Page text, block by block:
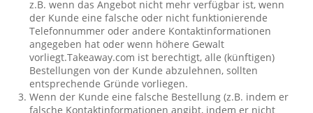
z.B. wenn das Angebot nicht mehr verfügbar ist, wenn
der Kunde eine falsche oder nicht funktionierende
Telefonnummer oder andere Kontaktinformationen
angegeben hat oder wenn höhere Gewalt
vorliegt.Takeaway.com ist berechtigt, alle (künftigen)
Bestellungen von der Kunde abzulehnen, sollten
entsprechende Gründe vorliegen.
Wenn der Kunde eine falsche Bestellung (z.B. indem er
falsche Kontaktinformationen angibt, indem er nicht